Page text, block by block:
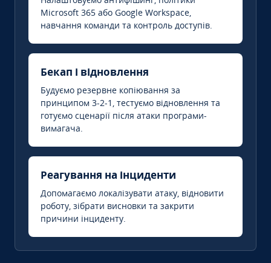
Microsoft 365 або Google Workspace,
навчання команди та контроль доступів.
Бекап і відновлення
Будуємо резервне копіювання за
принципом 3-2-1, тестуємо відновлення та
готуємо сценарії після атаки програми-
вимагача.
Реагування на інциденти
Допомагаємо локалізувати атаку, відновити
роботу, зібрати висновки та закрити
причини інциденту.